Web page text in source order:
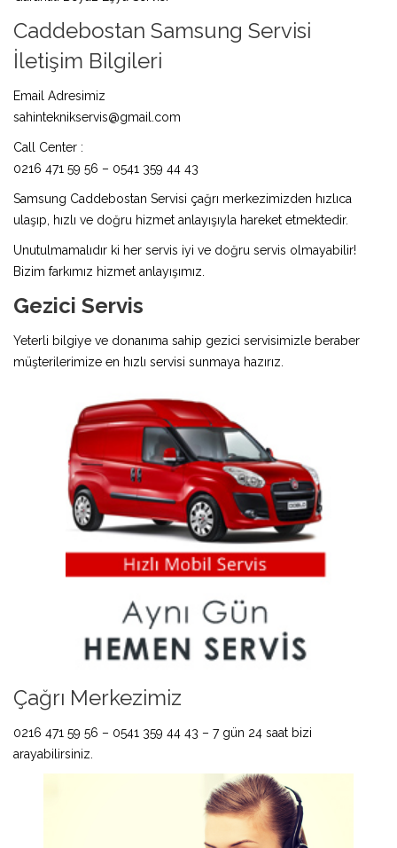
Caddebostan Samsung Servisi
İletişim Bilgileri
Email Adresimiz
sahinteknikservis@gmail.com
Call Center :
0216 471 59 56 – 0541 359 44 43
Samsung Caddebostan Servisi çağrı merkezimizden hızlıca
ulaşıp, hızlı ve doğru hizmet anlayışıyla hareket etmektedir.
Unutulmamalıdır ki her servis iyi ve doğru servis olmayabilir!
Bizim farkımız hizmet anlayışımız.
Gezici Servis
Yeterli bilgiye ve donanıma sahip gezici servisimizle beraber
müşterilerimize en hızlı servisi sunmaya hazırız.
Çağrı Merkezimiz
0216 471 59 56 – 0541 359 44 43 – 7 gün 24 saat bizi
arayabilirsiniz.